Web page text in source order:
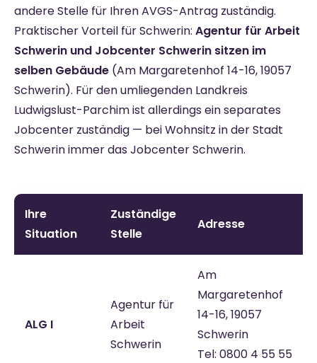
andere Stelle für Ihren AVGS-Antrag zuständig.
Praktischer Vorteil für Schwerin: Agentur für Arbeit
Schwerin und Jobcenter Schwerin sitzen im
selben Gebäude (Am Margaretenhof 14-16, 19057
Schwerin). Für den umliegenden Landkreis
Ludwigslust-Parchim ist allerdings ein separates
Jobcenter zuständig — bei Wohnsitz in der Stadt
Schwerin immer das Jobcenter Schwerin.
Ihre
Situation
Zuständige
Stelle
Adresse
ALG I
Agentur für
Arbeit
Schwerin
Am
Margaretenhof
14-16, 19057
Schwerin
Tel: 0800 4 55 55